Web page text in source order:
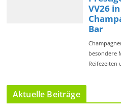
Aktuelle Beiträge